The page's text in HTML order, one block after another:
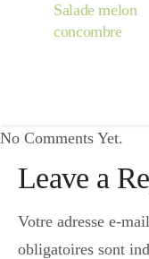
Salade melon
concombre
No Comments Yet.
Leave a
Votre adresse e-
obligatoires sont